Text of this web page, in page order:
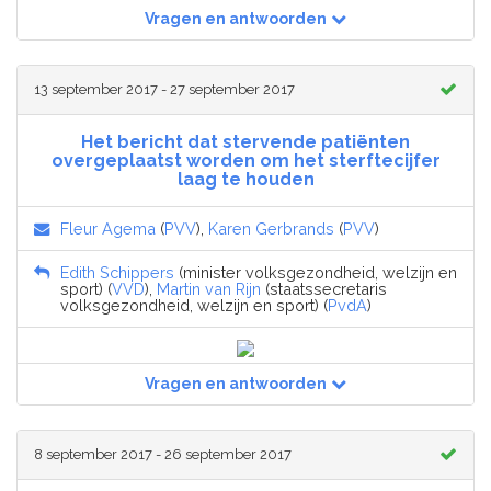
Vragen en antwoorden
13 september 2017 - 27 september 2017
Het bericht dat stervende patiënten
overgeplaatst worden om het sterftecijfer
laag te houden
Fleur Agema (PVV), Karen Gerbrands (PVV)
Edith Schippers (minister volksgezondheid, welzijn en
sport) (VVD), Martin van Rijn (staatssecretaris
volksgezondheid, welzijn en sport) (PvdA)
Vragen en antwoorden
8 september 2017 - 26 september 2017